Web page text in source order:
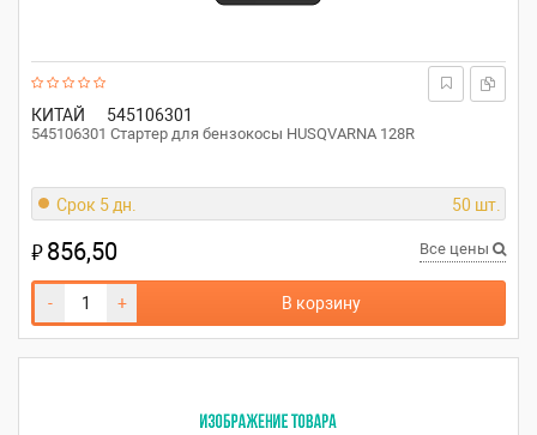
КИТАЙ 545106301
545106301 Стартер для бензокосы HUSQVARNA 128R
Срок 5 дн. 50 шт.
₽856,50 Все цены
- + В корзину